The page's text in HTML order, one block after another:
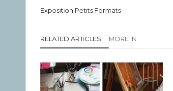
Exposition Petits Formats
RELATED ARTICLES MORE IN